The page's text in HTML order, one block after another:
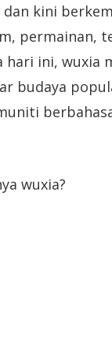
kini
permainan,
hari ini, wuxia
budaya
wuxia?